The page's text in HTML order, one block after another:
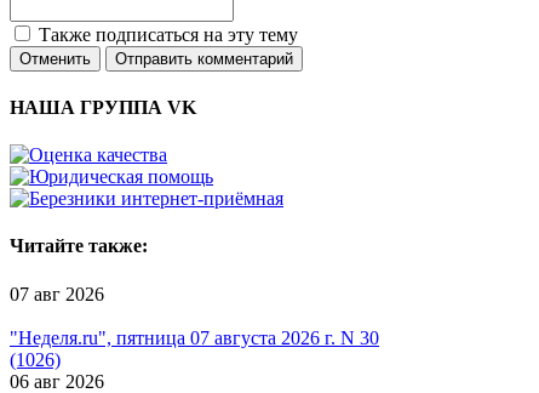
Также подписаться на эту тему
Отменить Отправить комментарий
НАША ГРУППА VK
Читайте также:
07 авг 2026
"Неделя.ru", пятница 07 августа 2026 г. N 30
(1026)
06 авг 2026